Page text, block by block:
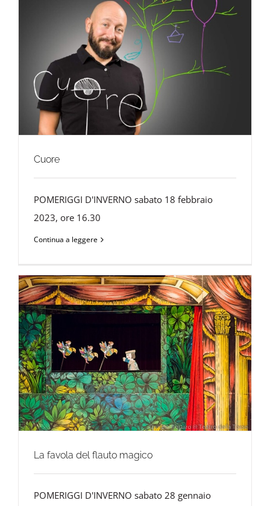
Cuore
POMERIGGI D'INVERNO sabato 18 febbraio
2023, ore 16.30
Continua a leggere
La favola del flauto magico
POMERIGGI D'INVERNO sabato 28 gennaio